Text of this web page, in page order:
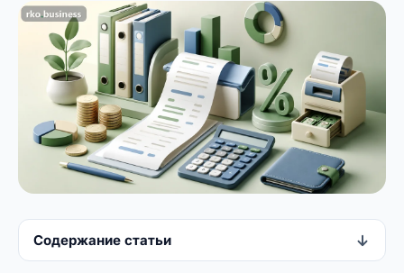
Содержание статьи